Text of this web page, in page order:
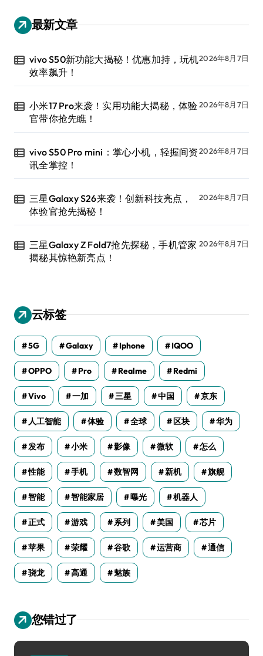
最新文章
vivo S50新功能大揭秘！优惠加持，玩机
效率飙升！
2026年8月7日
小米17 Pro来袭！实用功能大揭秘，体验
官带你抢先瞧！
2026年8月7日
vivo S50 Pro mini：掌心小机，轻握间资
讯全掌控！
2026年8月7日
三星Galaxy S26来袭！创新科技亮点，
体验官抢先揭秘！
2026年8月7日
三星Galaxy Z Fold7抢先探秘，手机管家
揭秘其惊艳新亮点！
2026年8月7日
云标签
5G Galaxy Iphone IQOO
OPPO Pro Realme Redmi
Vivo 一加 三星 中国 京东
人工智能 体验 全球 区块 华为
发布 小米 影像 微软 怎么
性能 手机 数智网 新机 旗舰
智能 智能家居 曝光 机器人
正式 游戏 系列 美国 芯片
苹果 荣耀 谷歌 运营商 通信
骁龙 高通 魅族
您错过了